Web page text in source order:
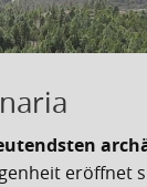
eröffnet